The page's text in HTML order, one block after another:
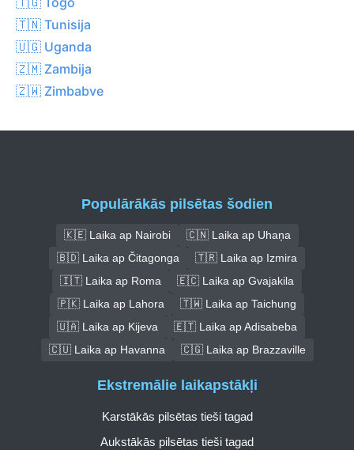
🇹🇳 Tunisija
🇺🇬 Uganda
🇿🇲 Zambija
🇿🇼 Zimbabve
Populārākās pilsētas šodien
🇰🇪 Laika ap Nairobi
🇨🇳 Laika ap Uhaņa
🇧🇩 Laika ap Čitagonga
🇹🇷 Laika ap Izmira
🇮🇹 Laika ap Roma
🇪🇨 Laika ap Gvajakila
🇵🇰 Laika ap Lahora
🇹🇼 Laika ap Taichung
🇺🇦 Laika ap Kijeva
🇪🇹 Laika ap Adisabeba
🇨🇺 Laika ap Havanna
🇨🇬 Laika ap Brazzaville
Ekstremālie laikapstākļi
Karstākās pilsētas tieši tagad
Aukstākās pilsētas tieši tagad